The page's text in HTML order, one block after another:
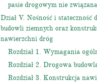
pasie drogowym nie
Dział V. Nośność i stateczność
budowli ziemnych oraz
nawierzchni dróg
Rozdział 1. Wymagania
Rozdział 2. Drogowa
Rozdział 3. Konstrukcja